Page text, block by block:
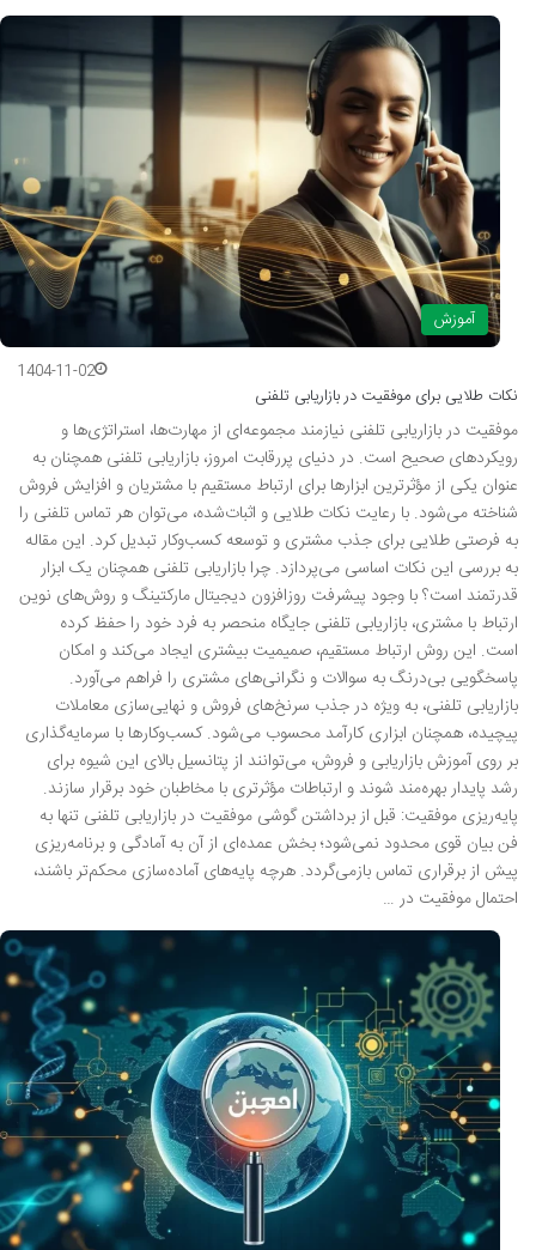
آموزش
1404-11-02
نکات طلایی برای موفقیت در بازاریابی تلفنی
موفقیت در بازاریابی تلفنی نیازمند مجموعه‌ای از مهارت‌ها، استراتژی‌ها و
رویکردهای صحیح است. در دنیای پررقابت امروز، بازاریابی تلفنی همچنان به
عنوان یکی از مؤثرترین ابزارها برای ارتباط مستقیم با مشتریان و افزایش فروش
شناخته می‌شود. با رعایت نکات طلایی و اثبات‌شده، می‌توان هر تماس تلفنی را
به فرصتی طلایی برای جذب مشتری و توسعه کسب‌وکار تبدیل کرد. این مقاله
به بررسی این نکات اساسی می‌پردازد. چرا بازاریابی تلفنی همچنان یک ابزار
قدرتمند است؟ با وجود پیشرفت روزافزون دیجیتال مارکتینگ و روش‌های نوین
ارتباط با مشتری، بازاریابی تلفنی جایگاه منحصر به فرد خود را حفظ کرده
است. این روش ارتباط مستقیم، صمیمیت بیشتری ایجاد می‌کند و امکان
پاسخگویی بی‌درنگ به سوالات و نگرانی‌های مشتری را فراهم می‌آورد.
بازاریابی تلفنی، به ویژه در جذب سرنخ‌های فروش و نهایی‌سازی معاملات
پیچیده، همچنان ابزاری کارآمد محسوب می‌شود. کسب‌وکارها با سرمایه‌گذاری
بر روی آموزش بازاریابی و فروش، می‌توانند از پتانسیل بالای این شیوه برای
رشد پایدار بهره‌مند شوند و ارتباطات مؤثرتری با مخاطبان خود برقرار سازند.
پایه‌ریزی موفقیت: قبل از برداشتن گوشی موفقیت در بازاریابی تلفنی تنها به
فن بیان قوی محدود نمی‌شود؛ بخش عمده‌ای از آن به آمادگی و برنامه‌ریزی
پیش از برقراری تماس بازمی‌گردد. هرچه پایه‌های آماده‌سازی محکم‌تر باشند،
احتمال موفقیت در …